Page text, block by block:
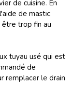
de cuisine. En
de mastic
être trop fin au
tuyau usé qui est
de
remplacer le drain